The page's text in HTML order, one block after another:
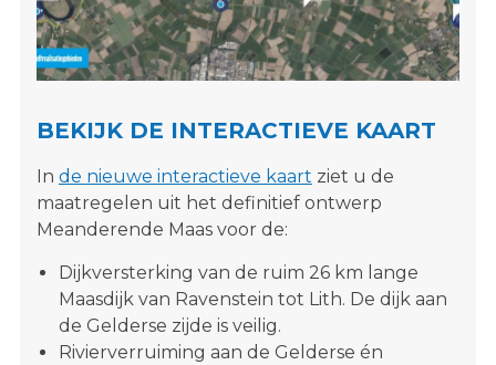
BEKIJK DE INTERACTIEVE KAART
In de nieuwe interactieve kaart ziet u de
maatregelen uit het definitief ontwerp
Meanderende Maas voor de:
Dijkversterking van de ruim 26 km lange
Maasdijk van Ravenstein tot Lith. De dijk aan
de Gelderse zijde is veilig.
Rivierverruiming aan de Gelderse én